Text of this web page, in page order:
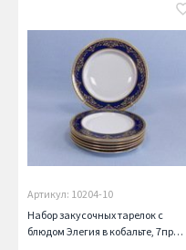
Артикул: 10204-10
Набор закусочных тарелок с
блюдом Элегия в кобальте, 7пр